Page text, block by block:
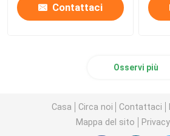
Contattaci
Osservi più
Casa Circa noi Contattaci
Mappa del sito